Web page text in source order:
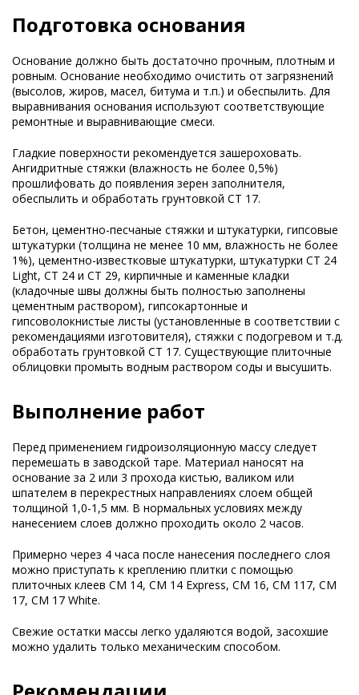
Подготовка основания
Основание должно быть достаточно прочным, плотным и
ровным. Основание необходимо очистить от загрязнений
(высолов, жиров, масел, битума и т.п.) и обеспылить. Для
выравнивания основания используют соответствующие
ремонтные и выравнивающие смеси.
Гладкие поверхности рекомендуется зашероховать.
Ангидритные стяжки (влажность не более 0,5%)
прошлифовать до появления зерен заполнителя,
обеспылить и обработать грунтовкой CT 17.
Бетон, цементно-песчаные стяжки и штукатурки, гипсовые
штукатурки (толщина не менее 10 мм, влажность не более
1%), цементно-известковые штукатурки, штукатурки CT 24
Light, СТ 24 и СТ 29, кирпичные и каменные кладки
(кладочные швы должны быть полностью заполнены
цементным раствором), гипсокартонные и
гипсоволокнистые листы (установленные в соответствии с
рекомендациями изготовителя), стяжки с подогревом и т.д.
обработать грунтовкой CT 17. Существующие плиточные
облицовки промыть водным раствором соды и высушить.
Выполнение работ
Перед применением гидроизоляционную массу следует
перемешать в заводской таре. Материал наносят на
основание за 2 или 3 прохода кистью, валиком или
шпателем в перекрестных направлениях слоем общей
толщиной 1,0-1,5 мм. В нормальных условиях между
нанесением слоев должно проходить около 2 часов.
Примерно через 4 часа после нанесения последнего слоя
можно приступать к креплению плитки с помощью
плиточных клеев СМ 14, CM 14 Express, СМ 16, СМ 117, СМ
17, CM 17 White.
Свежие остатки массы легко удаляются водой, засохшие
можно удалить только механическим способом.